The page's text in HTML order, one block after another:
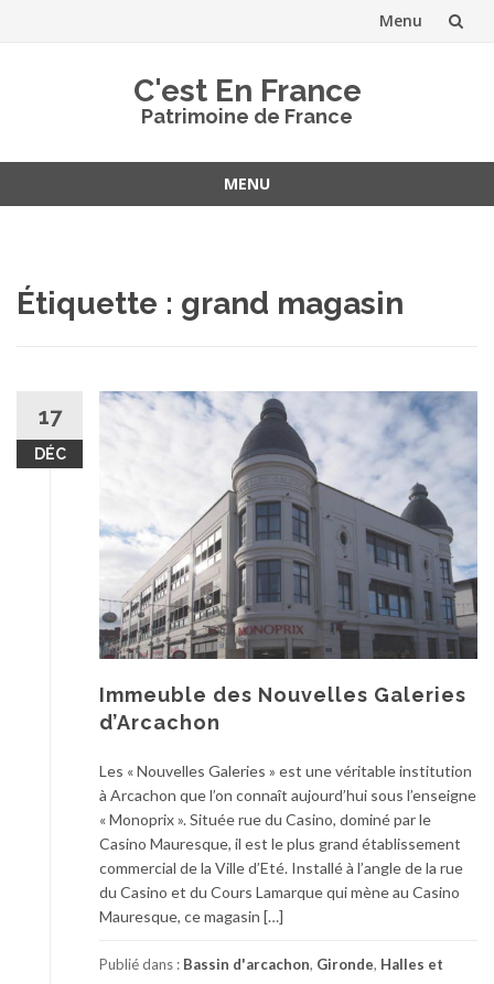
Menu
C'est En France
Patrimoine de France
MENU
Étiquette : grand magasin
17
DÉC
Immeuble des Nouvelles Galeries
d’Arcachon
Les « Nouvelles Galeries » est une véritable institution
à Arcachon que l’on connaît aujourd’hui sous l’enseigne
« Monoprix ». Située rue du Casino, dominé par le
Casino Mauresque, il est le plus grand établissement
commercial de la Ville d’Eté. Installé à l’angle de la rue
du Casino et du Cours Lamarque qui mène au Casino
Mauresque, ce magasin […]
Publié dans : Bassin d'arcachon, Gironde, Halles et